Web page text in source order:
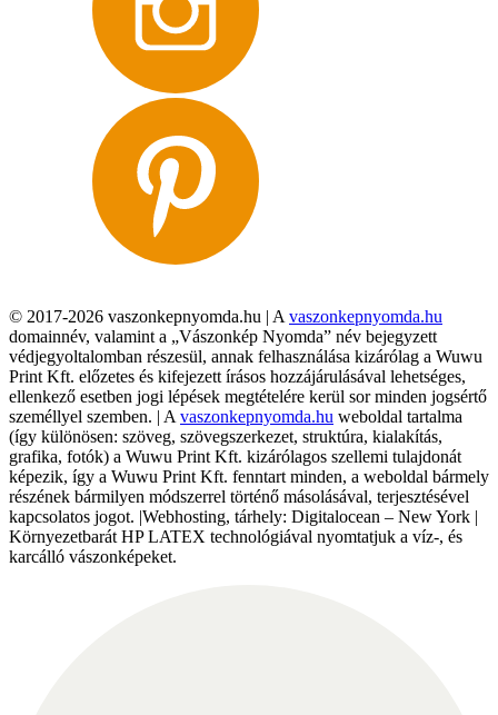
© 2017-2026 vaszonkepnyomda.hu | A vaszonkepnyomda.hu
domainnév, valamint a „Vászonkép Nyomda” név bejegyzett
védjegyoltalomban részesül, annak felhasználása kizárólag a Wuwu
Print Kft. előzetes és kifejezett írásos hozzájárulásával lehetséges,
ellenkező esetben jogi lépések megtételére kerül sor minden jogsértő
személlyel szemben. | A vaszonkepnyomda.hu weboldal tartalma
(így különösen: szöveg, szövegszerkezet, struktúra, kialakítás,
grafika, fotók) a Wuwu Print Kft. kizárólagos szellemi tulajdonát
képezik, így a Wuwu Print Kft. fenntart minden, a weboldal bármely
részének bármilyen módszerrel történő másolásával, terjesztésével
kapcsolatos jogot. |Webhosting, tárhely: Digitalocean – New York |
Környezetbarát HP LATEX technológiával nyomtatjuk a víz-, és
karcálló vászonképeket.